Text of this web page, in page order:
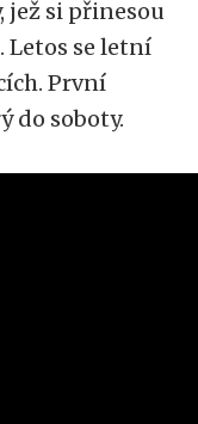
jež si přinesou
Letos se letní
První
do soboty.